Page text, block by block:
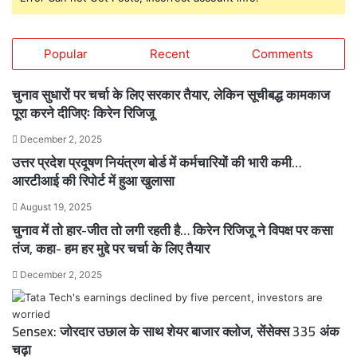
Popular Recent Comments
चुनाव सुधारों पर चर्चा के लिए सरकार तैयार, लेकिन सूचीबद्ध कामकाज
पूरा करने दीजिएः किरेन रिजिजू
December 2, 2025
उत्तर प्रदेश प्रदूषण नियंत्रण बोर्ड में कर्मचारियों की भारी कमी…
आरटीआई की रिपोर्ट में हुआ खुलासा
August 19, 2025
चुनाव में तो हार-जीत तो लगी रहती है… किरेन रिजिजू ने विपक्ष पर कसा
तंज, कहा- हम हर मुद्दे पर चर्चा के लिए तैयार
December 2, 2025
Sensex: जोरदार उछाल के साथ शेयर बाजार क्लोज, सेंसेक्स 335 अंक
चढ़ा